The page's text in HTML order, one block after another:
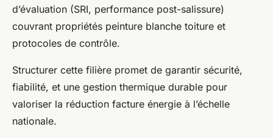
d’évaluation (SRI, performance post-salissure)
couvrant propriétés peinture blanche toiture et
protocoles de contrôle.
Structurer cette filière promet de garantir sécurité,
fiabilité, et une gestion thermique durable pour
valoriser la réduction facture énergie à l’échelle
nationale.